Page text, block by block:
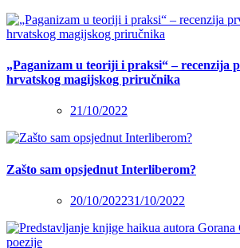
„Paganizam u teoriji i praksi“ – recenzija
hrvatskog magijskog priručnika
21/10/2022
Zašto sam opsjednut Interliberom?
20/10/202231/10/2022